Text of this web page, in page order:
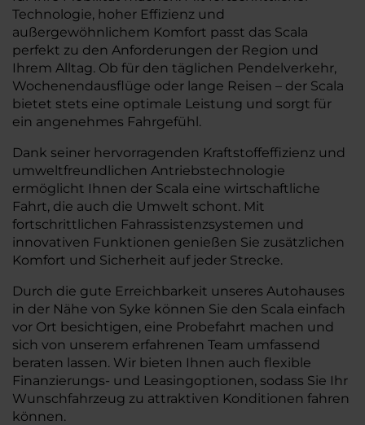
Technologie, hoher Effizienz und
außergewöhnlichem Komfort passt das Scala
perfekt zu den Anforderungen der Region und
Ihrem Alltag. Ob für den täglichen Pendelverkehr,
Wochenendausflüge oder lange Reisen – der Scala
bietet stets eine optimale Leistung und sorgt für
ein angenehmes Fahrgefühl.
Dank seiner hervorragenden Kraftstoffeffizienz und
umweltfreundlichen Antriebstechnologie
ermöglicht Ihnen der Scala eine wirtschaftliche
Fahrt, die auch die Umwelt schont. Mit
fortschrittlichen Fahrassistenzsystemen und
innovativen Funktionen genießen Sie zusätzlichen
Komfort und Sicherheit auf jeder Strecke.
Durch die gute Erreichbarkeit unseres Autohauses
in der Nähe von Syke können Sie den Scala einfach
vor Ort besichtigen, eine Probefahrt machen und
sich von unserem erfahrenen Team umfassend
beraten lassen. Wir bieten Ihnen auch flexible
Finanzierungs- und Leasingoptionen, sodass Sie Ihr
Wunschfahrzeug zu attraktiven Konditionen fahren
können.